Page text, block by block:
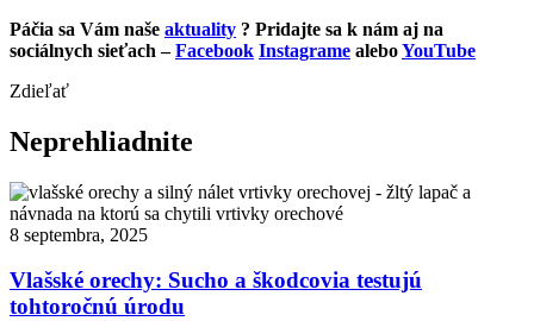
Páčia sa Vám naše aktuality ? Pridajte sa k nám aj na
sociálnych sieťach –Facebook Instagrame aleboYouTube
Zdieľať
Neprehliadnite
8 septembra, 2025
Vlašské orechy: Sucho a škodcovia testujú
tohtoročnú úrodu